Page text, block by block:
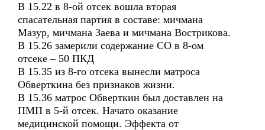
В 15.22 в 8-ой отсек вошла вторая
спасательная партия в составе: мичмана
Мазур, мичмана Заева и мичмана Вострикова.
В 15.26 замерили содержание СО в 8-ом
отсеке – 50 ПКД
В 15.35 из 8-го отсека вынесли матроса
Обверткина без признаков жизни.
В 15.36 матрос Обверткин был доставлен на
ПМП в 5-й отсек. Начато оказание
медицинской помощи. Эффекта от